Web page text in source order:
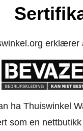
erklærer
ha Thuiswinkel
som en